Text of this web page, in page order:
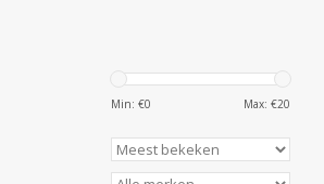
Min: €0 Max: €20